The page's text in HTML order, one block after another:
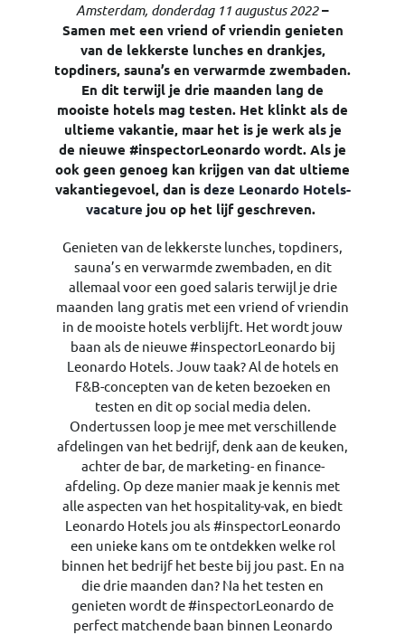
Amsterdam, donderdag 11 augustus 2022–
Samen met een vriend of vriendin genieten
van de lekkerste lunches en drankjes,
topdiners, sauna’s en verwarmde zwembaden.
En dit terwijl je drie maanden lang de
mooiste hotels mag testen. Het klinkt als de
ultieme vakantie, maar het is je werk als je
de nieuwe #inspectorLeonardo wordt. Als je
ook geen genoeg kan krijgen van dat ultieme
vakantiegevoel, dan is deze Leonardo Hotels-
vacature jou op het lijf geschreven.
Genieten van de lekkerste lunches, topdiners,
sauna’s en verwarmde zwembaden, en dit
allemaal voor een goed salaris terwijl je drie
maanden lang gratis met een vriend of vriendin
in de mooiste hotels verblijft. Het wordt jouw
baan als de nieuwe #inspectorLeonardo bij
Leonardo Hotels. Jouw taak? Al de hotels en
F&B-concepten van de keten bezoeken en
testen en dit op social media delen.
Ondertussen loop je mee met verschillende
afdelingen van het bedrijf, denk aan de keuken,
achter de bar, de marketing- en finance-
afdeling. Op deze manier maak je kennis met
alle aspecten van het hospitality-vak, en biedt
Leonardo Hotels jou als #inspectorLeonardo
een unieke kans om te ontdekken welke rol
binnen het bedrijf het beste bij jou past. En na
die drie maanden dan? Na het testen en
genieten wordt de #inspectorLeonardo de
perfect matchende baan binnen Leonardo